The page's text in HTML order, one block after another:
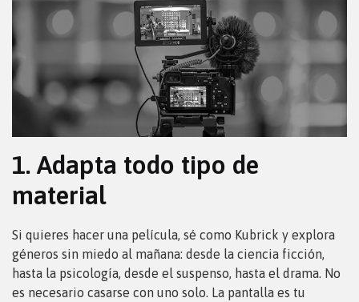
1. Adapta todo tipo de
material
Si quieres hacer una película, sé como Kubrick y explora
géneros sin miedo al mañana: desde la ciencia ficción,
hasta la psicología, desde el suspenso, hasta el drama. No
es necesario casarse con uno solo. La pantalla es tu